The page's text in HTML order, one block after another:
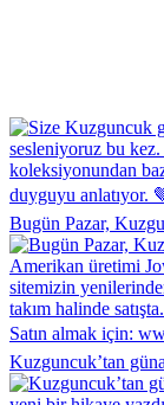
Bugün Pazar,
Kuzguncuk’tan